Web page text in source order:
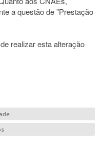
a questão de "Prestação
realizar esta alteração